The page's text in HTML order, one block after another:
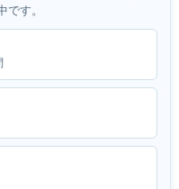
す。